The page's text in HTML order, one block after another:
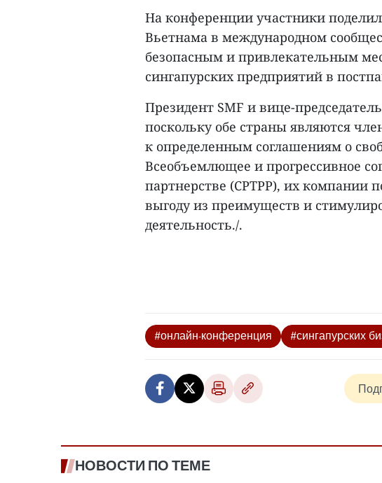
На конференции участники
Вьетнама в международном
безопасным и привлекательным
сингапурских предприятий в
Президент SMF и вице-
поскольку обе страны являются
к определенным соглашениям о
Всеобъемлющее и прогрессивное
партнерстве (CPTPP), их компании
выгоду из преимуществ и
деятельность./.
#онлайн-конференция #сингапурских
НОВОСТИ ПО ТЕМЕ